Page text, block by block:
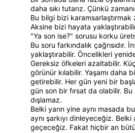
daha sıkı tutarız. Çünkü
Bu bilgi bizi
Aksine bizi hayata
"Ya son ise?" sorusu korku
Bu soru farkındalık çağrısıdır.
yaklaştırabilir. Öncelikleri
Gereksiz öfkeleri azaltabilir.
görünür kılabilir. Yaşamı daha
getirebilir. Her gün yeni bir
gün son bir fırsat da olabilir.
dışlamaz.
Belki yarın yine aynı masada
aynı şarkıyı dinleyeceğiz. Belki
geçeceğiz. Fakat hiçbir an